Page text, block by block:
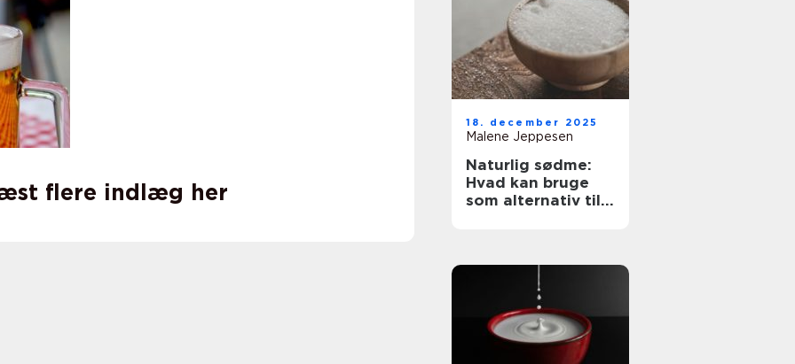
flere indlæg her
18. december 2025
Malene Jeppesen
Naturlig sødme:
Hvad kan bruge
som alternativ til